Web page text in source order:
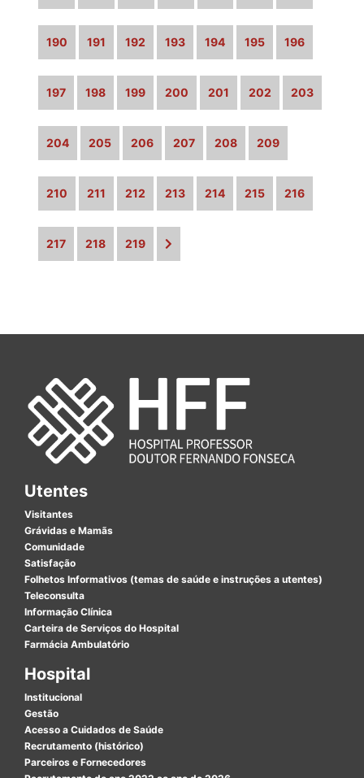
190 191 192 193 194 195 196
197 198 199 200 201 202 203
204 205 206 207 208 209
210 211 212 213 214 215 216
217 218 219
Utentes
Visitantes
Grávidas e Mamãs
Comunidade
Satisfação
Folhetos Informativos (temas de saúde e instruções a utentes)
Teleconsulta
Informação Clínica
Carteira de Serviços do Hospital
Farmácia Ambulatório
Hospital
Institucional
Gestão
Acesso a Cuidados de Saúde
Recrutamento (histórico)
Parceiros e Fornecedores